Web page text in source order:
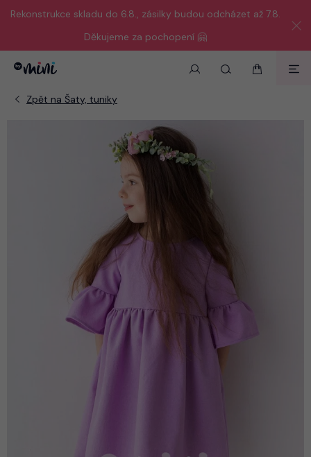
Rekonstrukce skladu do 6.8., zásilky budou odcházet až 7.8.
Děkujeme za pochopení 🤗